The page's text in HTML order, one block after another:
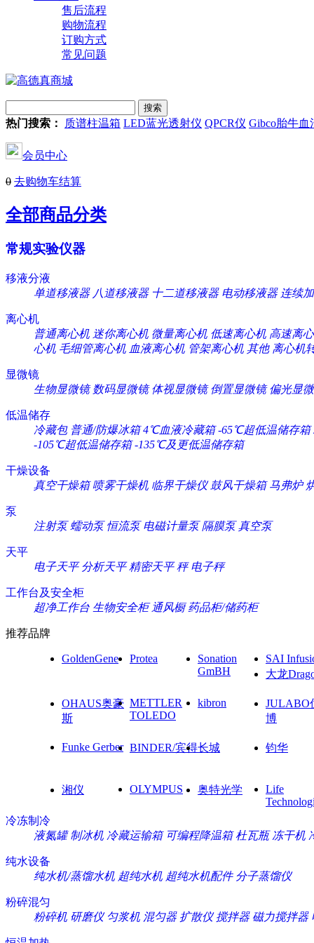
售后流程
购物流程
订购方式
常见问题
热门搜索： 质谱柱温箱 LED蓝光透射仪 QPCR仪 Gibco胎牛血
会员中心
0 去购物车结算
全部商品分类
常规实验仪器
移液分液
单道移液器 八道移液器 十二道移液器 电动移液器 连续
离心机
普通离心机 迷你离心机 微量离心机 低速离心机 高速离
心机 毛细管离心机 血液离心机 管架离心机 其他 离心机
显微镜
生物显微镜 数码显微镜 体视显微镜 倒置显微镜 偏光显
低温储存
冷藏包 普通/防爆冰箱 4℃血液冷藏箱 -65℃超低温储存箱
-105℃超低温储存箱 -135℃及更低温储存箱
干燥设备
真空干燥箱 喷雾干燥机 临界干燥仪 鼓风干燥箱 马弗炉
泵
注射泵 蠕动泵 恒流泵 电磁计量泵 隔膜泵 真空泵
天平
电子天平 分析天平 精密天平 秤 电子秤
工作台及安全柜
超净工作台 生物安全柜 通风橱 药品柜/储药柜
推荐品牌
GoldenGene Protea
Sonation
GmBH
SAI
大龙
OHAUS奥豪
斯
METTLER
TOLEDO
kibron
JULABO
博
Funke Gerber BINDER/宾得长城 钧华
湘仪 OLYMPUS 奥特光学
Life
冷冻制冷
液氮罐 制冰机 冷藏运输箱 可编程降温箱 杜瓦瓶 冻干机
纯水设备
纯水机/蒸馏水机 超纯水机 超纯水机配件 分子蒸馏仪
粉碎混匀
粉碎机 研磨仪 匀浆机 混匀器 扩散仪 搅拌器 磁力搅拌器